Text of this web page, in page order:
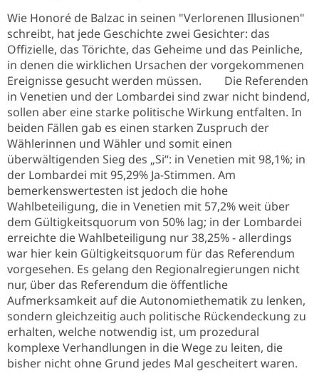
Wie Honoré de Balzac in seinen "Verlorenen Illusionen"
schreibt, hat jede Geschichte zwei Gesichter: das
Offizielle, das Törichte, das Geheime und das Peinliche,
in denen die wirklichen Ursachen der vorgekommenen
Ereignisse gesucht werden müssen. Die Referenden
in Venetien und der Lombardei sind zwar nicht bindend,
sollen aber eine starke politische Wirkung entfalten. In
beiden Fällen gab es einen starken Zuspruch der
Wählerinnen und Wähler und somit einen
überwältigenden Sieg des „Si“: in Venetien mit 98,1%; in
der Lombardei mit 95,29% Ja-Stimmen. Am
bemerkenswertesten ist jedoch die hohe
Wahlbeteiligung, die in Venetien mit 57,2% weit über
dem Gültigkeitsquorum von 50% lag; in der Lombardei
erreichte die Wahlbeteiligung nur 38,25% - allerdings
war hier kein Gültigkeitsquorum für das Referendum
vorgesehen. Es gelang den Regionalregierungen nicht
nur, über das Referendum die öffentliche
Aufmerksamkeit auf die Autonomiethematik zu lenken,
sondern gleichzeitig auch politische Rückendeckung zu
erhalten, welche notwendig ist, um prozedural
komplexe Verhandlungen in die Wege zu leiten, die
bisher nicht ohne Grund jedes Mal gescheitert waren.